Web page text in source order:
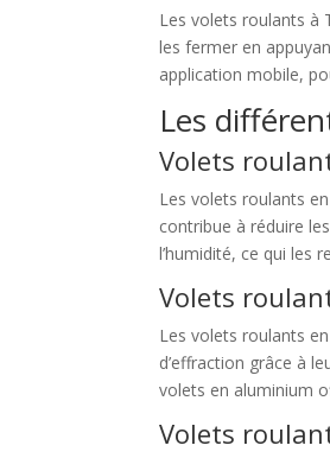
Les volets roulants à
les fermer en
application mobile,
Les
Volets
Les volets roulants
contribue à réduire
l’humidité, ce qui les
Volets
Les volets roulants
d’effraction grâce à
volets en aluminium
Volets